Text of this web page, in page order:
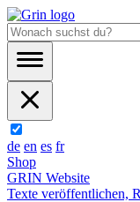
de en es fr
Shop
GRIN Website
Texte veröffentlichen,